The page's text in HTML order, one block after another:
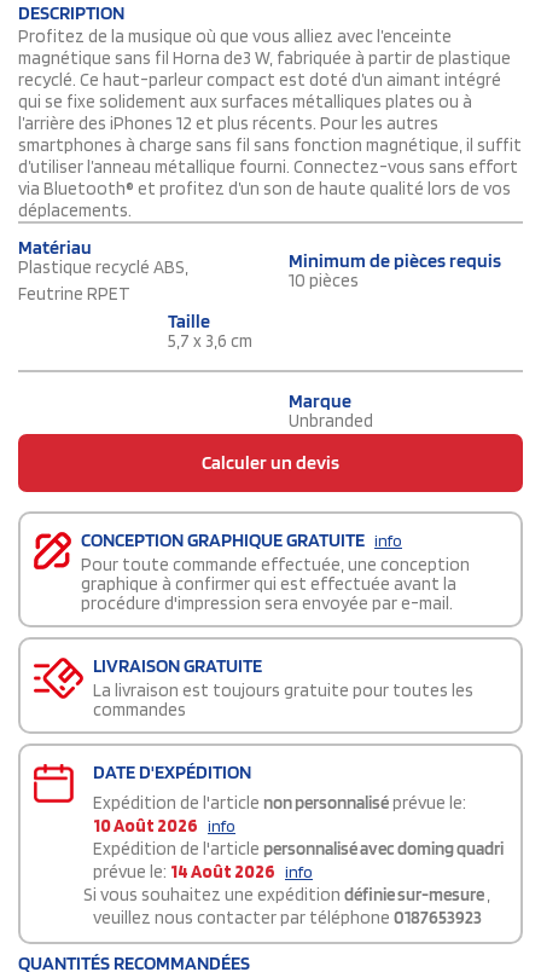
DESCRIPTION
Profitez de la musique où que vous alliez avec l’enceinte
magnétique sans fil Horna de3 W, fabriquée à partir de plastique
recyclé. Ce haut-parleur compact est doté d’un aimant intégré
qui se fixe solidement aux surfaces métalliques plates ou à
l’arrière des iPhones 12 et plus récents. Pour les autres
smartphones à charge sans fil sans fonction magnétique, il suffit
d’utiliser l’anneau métallique fourni. Connectez-vous sans effort
via Bluetooth® et profitez d’un son de haute qualité lors de vos
déplacements.
Matériau
Plastique recyclé ABS,
Feutrine RPET
Minimum de pièces requis
10 pièces
Taille
5,7 x 3,6 cm
Marque
Unbranded
Calculer un devis
CONCEPTION GRAPHIQUE GRATUITE info
Pour toute commande effectuée, une conception
graphique à confirmer qui est effectuée avant la
procédure d'impression sera envoyée par e-mail.
LIVRAISON GRATUITE
La livraison est toujours gratuite pour toutes les
commandes
DATE D'EXPÉDITION
Expédition de l'article non personnaliséprévue le:
10 Août 2026 info
Expédition de l'article personnalisé avec doming quadri
prévue le: 14 Août 2026 info
Si vous souhaitez une expédition définie sur-mesure,
veuillez nous contacter par téléphone 0187653923
QUANTITÉS RECOMMANDÉES